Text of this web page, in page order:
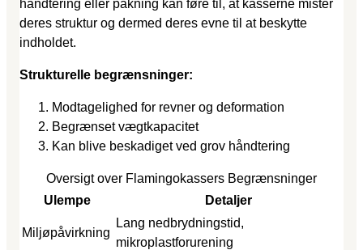
håndtering eller pakning kan føre til, at kasserne mister
deres struktur og dermed deres evne til at beskytte
indholdet.
Strukturelle begrænsninger:
Modtagelighed for revner og deformation
Begrænset vægtkapacitet
Kan blive beskadiget ved grov håndtering
Oversigt over Flamingokassers Begrænsninger
Ulempe
Detaljer
Miljøpåvirkning
Lang nedbrydningstid,
mikroplastforurening